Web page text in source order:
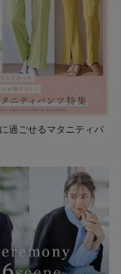
過ごせるマタニティパ